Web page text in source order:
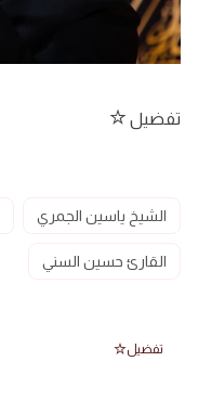
تفضيل
الشيخ ياسين الجمري
القارئ حسين السني
تفضيل